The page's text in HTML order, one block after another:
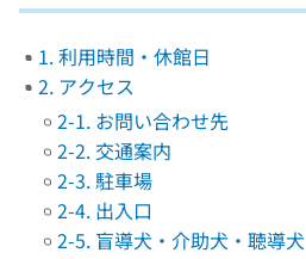
1. 利用時間・休館日
2. アクセス
2-1. お問い合わせ先
2-2. 交通案内
2-3. 駐車場
2-4. 出入口
2-5. 盲導犬・介助犬・聴導犬